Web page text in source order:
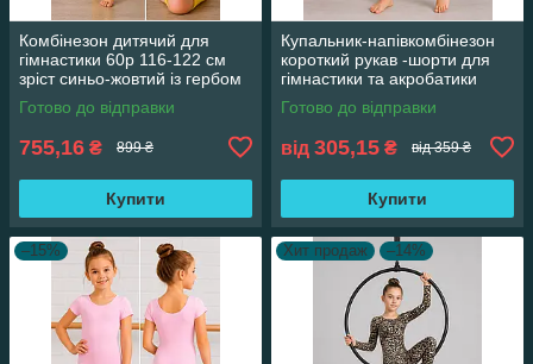
Комбінезон дитячий для
гімнастики 60р 116-122 см
зріст синьо-жовтий із гербом
зі страз
Готово до відправки
755,16 ₴ 899 ₴
Купити
Купальник-напівкомбінезон
короткий рукав -шорти для
гімнастики та акробатики
Готово до відправки
від 305,15 ₴ від 359 ₴
Купити
–15% Хит продаж –14%